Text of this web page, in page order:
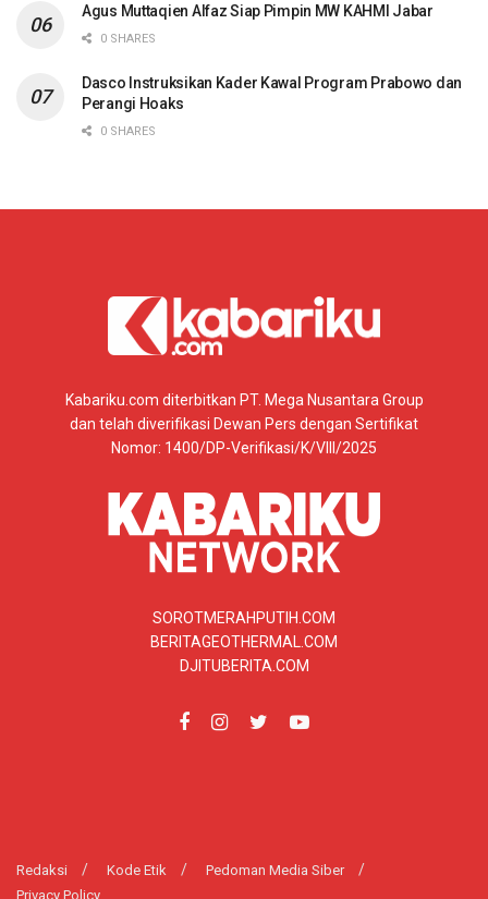
Agus Muttaqien Alfaz Siap Pimpin MW KAHMI Jabar
0 SHARES
Dasco Instruksikan Kader Kawal Program Prabowo dan
Perangi Hoaks
0 SHARES
Kabariku.com diterbitkan PT. Mega Nusantara Group
dan telah diverifikasi Dewan Pers dengan Sertifikat
Nomor: 1400/DP-Verifikasi/K/VIII/2025
SOROTMERAHPUTIH.COM
BERITAGEOTHERMAL.COM
DJITUBERITA.COM
Redaksi Kode Etik
Pedoman Media Siber
Privacy Policy